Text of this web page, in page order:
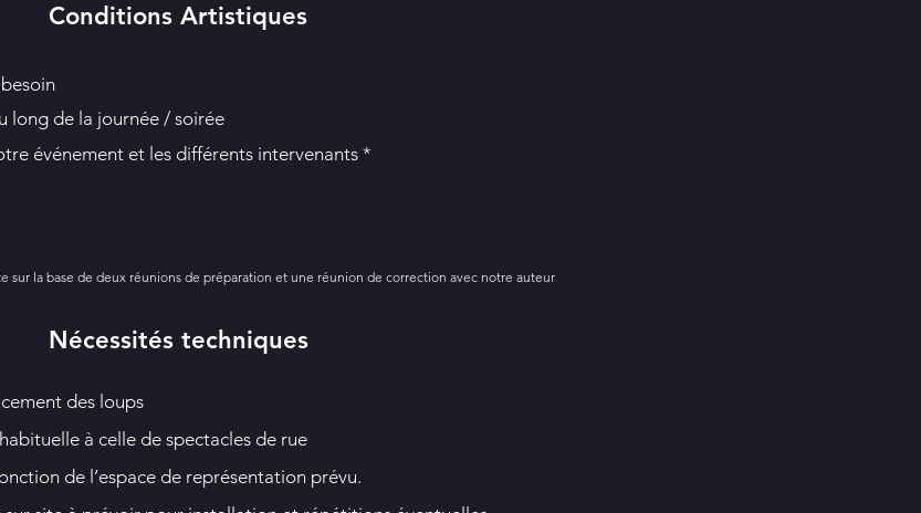
Conditions Artistiques
long de la journée / soirée
événement et les différents intervenants *
sur la base de deux réunions de préparation et une réunion de correction avec notre auteur
Nécessités techniques
des loups
à celle de spectacles de rue
de l’espace de représentation prévu.